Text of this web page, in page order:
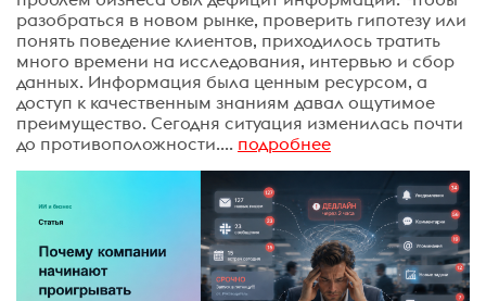
разобраться в новом рынке, проверить гипотезу или
понять поведение клиентов, приходилось тратить
много времени на исследования, интервью и сбор
данных. Информация была ценным ресурсом, а
доступ к качественным знаниям давал ощутимое
преимущество. Сегодня ситуация изменилась почти
до противоположности.... подробнее